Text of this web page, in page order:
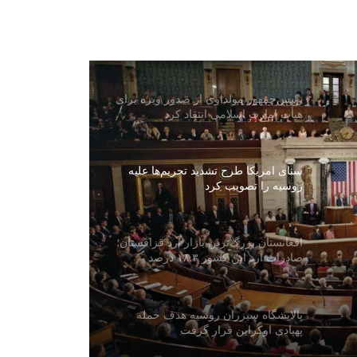
رییس‌جمهور مولداوی از صدور ویزه برای
هیأت امارت اسلامی انتقاد کرد
سنای امریکا طرح تشدید تحریم‌ها علیه
روسیه را تصویب کرد
افغانستان بزرگ‌ترین بازار آرد قزاقستان؛
صادرات آرد این کشور ۱۸.۳ درصد
افزایش یافت
پالایشگاه سیزران روسیه هدف حمله
پهپادی اوکراین قرار گرفت